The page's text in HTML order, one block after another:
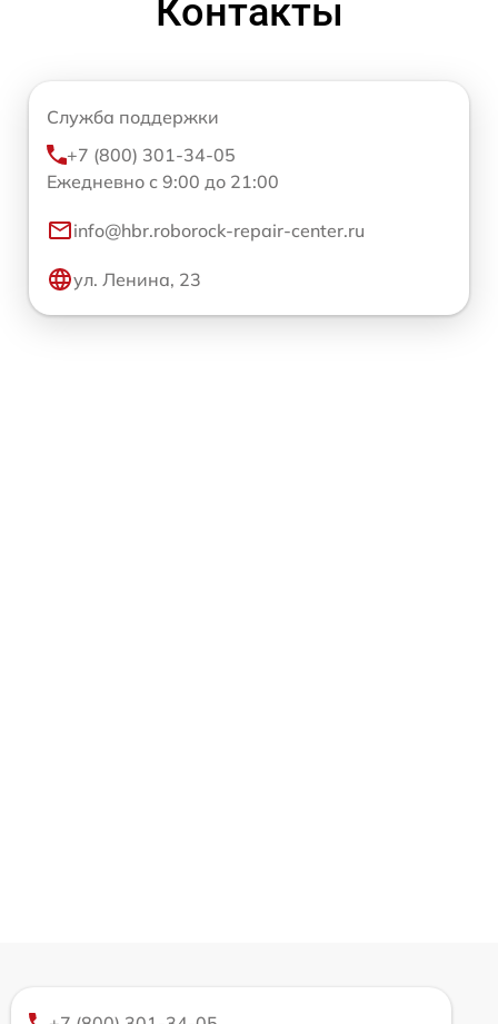
Контакты
Служба поддержки
+7 (800) 301-34-05
Ежедневно с 9:00 до 21:00
info@hbr.roborock-repair-center.ru
ул. Ленина, 23